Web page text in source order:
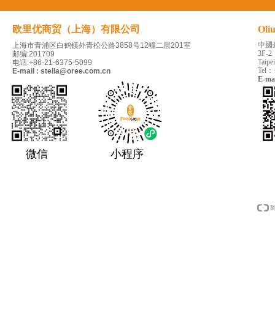
欧里优商贸（上海）有限公司
上海市青浦区白鹤镇外青松公路3858号12幢二层201室
邮编:201709
电话:+86-21-6375-5099
E-mail : stella@oree.com.cn
中國
3F-2
Tel
E-
微信 小程序